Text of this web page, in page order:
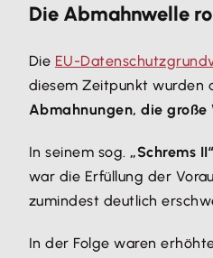
Die Abmahnwelle
Die EU-
diesem Zeitpunkt wurden
Abmahnungen, die große
In seinem sog.„Schrems
war die Erfüllung der
zumindest deutlich
In der Folge waren